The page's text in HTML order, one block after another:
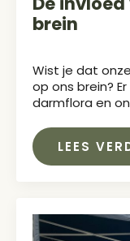
brein
Wist je dat
op ons brein?
darmflora en
LEES